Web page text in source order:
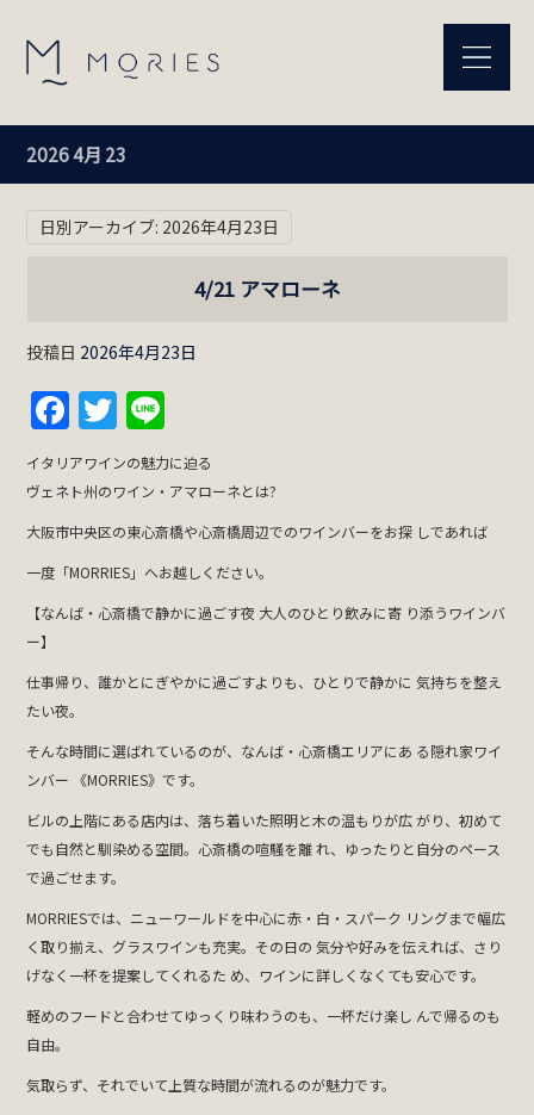
2026 4月 23
日別アーカイブ: 2026年4月23日
4/21 アマローネ
投稿日 2026年4月23日
Facebook
Twitter
イタリアワインの魅力に迫る
ヴェネト州のワイン・アマローネとは?
大阪市中央区の東心斎橋や心斎橋周辺でのワインバーをお探 しであれば
一度「MORRIES」へお越しください。
【なんば・心斎橋で静かに過ごす夜 大人のひとり飲みに寄 り添うワインバ
ー】
仕事帰り、誰かとにぎやかに過ごすよりも、ひとりで静かに 気持ちを整え
たい夜。
そんな時間に選ばれているのが、なんば・心斎橋エリアにあ る隠れ家ワイ
ンバー 《MORRIES》です。
ビルの上階にある店内は、落ち着いた照明と木の温もりが広 がり、初めて
でも自然と馴染める空間。心斎橋の喧騒を離 れ、ゆったりと自分のペース
で過ごせます。
MORRIESでは、ニューワールドを中心に赤・白・スパーク リングまで幅広
く取り揃え、グラスワインも充実。その日の 気分や好みを伝えれば、さり
げなく一杯を提案してくれるた め、ワインに詳しくなくても安心です。
軽めのフードと合わせてゆっくり味わうのも、一杯だけ楽し んで帰るのも
自由。
気取らず、それでいて上質な時間が流れるのが魅力です。